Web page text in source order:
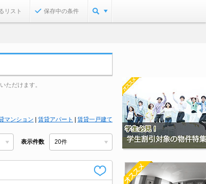
リスト 保存中の条件
ただけます。
マンション 賃貸アパート 賃貸一戸建て
表示件数